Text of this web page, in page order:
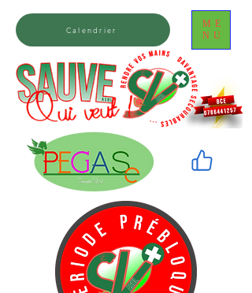
ME
NU
Calendrier